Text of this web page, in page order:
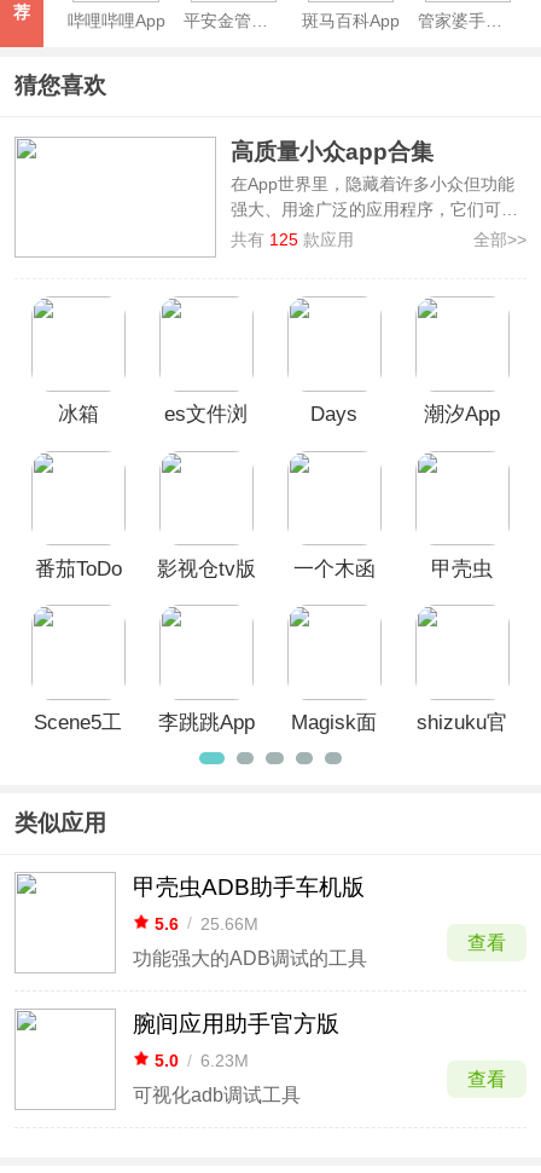
荐
哔哩哔哩App 平安金管家App 斑马百科App 管家婆手机版
猜您喜欢
高质量小众app合集
在App世界里，隐藏着许多小众但功能
强大、用途广泛的应用程序，它们可能
并不为大多数人所熟知，却能为用户带
整理了
高质量小众app合集，其中包括
日常生活变得更加便捷、高效和有趣。
无论是用于增强工作效率、提升学习能
这些宝藏小众app都有着惊人的潜力，
共有 125 款应用 全部>>
冰箱
es文件浏
最新版
Days
潮汐App
番茄ToDo
影视仓tv版
一个木函
甲壳虫
Scene5工
李跳跳App
官方正版
Magisk面
具官方正
shizuku官
类似应用
甲壳虫ADB助手车机版
5.6 / 25.66M
功能强大的ADB调试的工具
查看
腕间应用助手官方版
5.0 / 6.23M
可视化adb调试工具
查看